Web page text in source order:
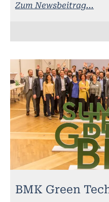
Zum Newsbeitrag...
BMK Green